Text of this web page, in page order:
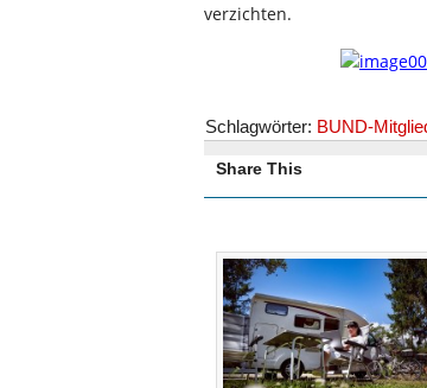
verzichten.
Schlagwörter: BUND-
Share This